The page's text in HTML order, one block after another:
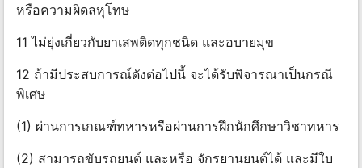
หรือความผิดลหุโทษ
11 ไม่ยุ่งเกี่ยวกับยาเสพติดทุกชนิด และอบายมุข
12 ถ้ามีประสบการณ์ดังต่อไปนี้ จะได้รับพิจารณาเป็นกรณี
พิเศษ
(1) ผ่านการเกณฑ์ทหารหรือผ่านการฝึกนักศึกษาวิชาทหาร
(2) สามารถขับรถยนต์ และหรือ จักรยานยนต์ได้ และมีใบ